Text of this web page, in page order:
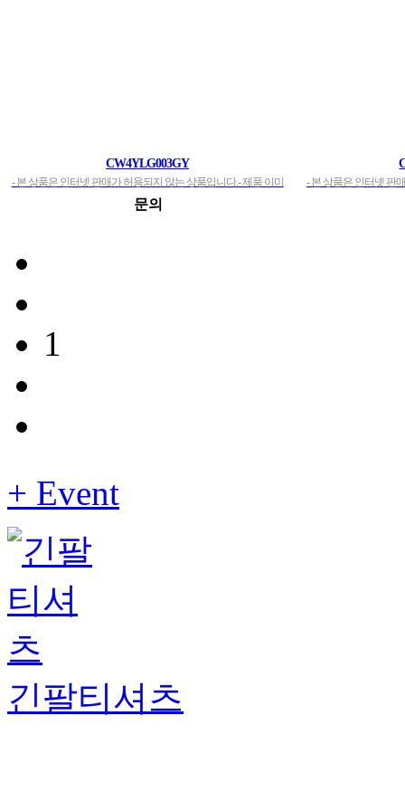
CW4YLG003GY
- 본 상품은 인터넷 판매가 허용되지 않는 상품입니다.- 제품 이미
지 도용 절대 불허합니다.- 기업체, 생활체육 동호인, 단체, 공공기
문의
- 본 상품은 인터넷 판
1
+ Event
긴팔티셔츠